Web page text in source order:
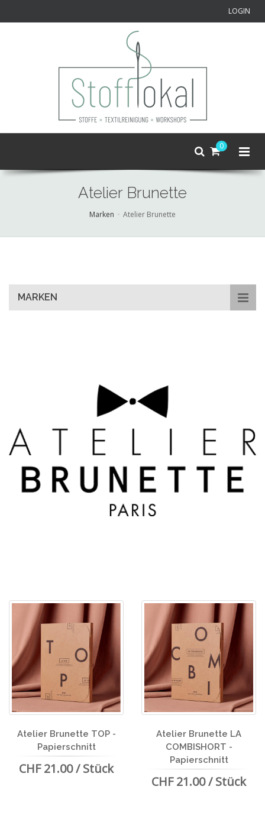
LOGIN
0
Atelier Brunette
Marken Atelier Brunette
MARKEN
Atelier Brunette TOP -
Papierschnitt
CHF 21.00 / Stück
Atelier Brunette LA
COMBISHORT -
Papierschnitt
CHF 21.00 / Stück